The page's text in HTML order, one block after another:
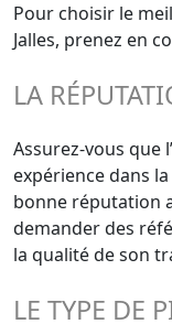
Pour choisir le
Jalles, prenez en
LA
Assurez-vous que
expérience dans
bonne réputation
demander des
la qualité de son
LE TYPE DE